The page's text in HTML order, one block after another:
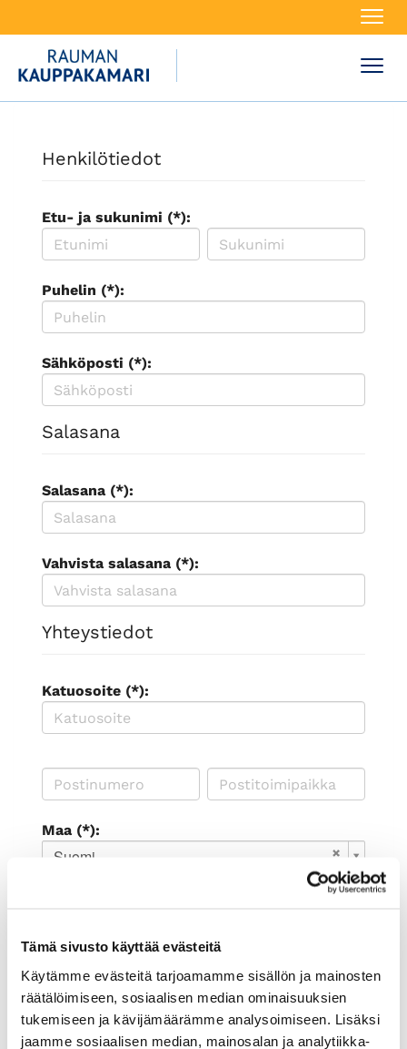
Tämä sivusto käyttää evästeitä
Käytämme evästeitä tarjoamamme sisällön ja mainosten
räätälöimiseen, sosiaalisen median ominaisuuksien
tukemiseen ja kävijämäärämme analysoimiseen. Lisäksi
jaamme sosiaalisen median, mainosalan ja analytiikka-
Henkilötiedot
Etu- ja sukunimi (*):
Puhelin (*):
Sähköposti (*):
Salasana
Salasana (*):
Vahvista salasana (*):
Yhteystiedot
Katuosoite (*):
Maa (*):
Suomi
Rekisteröidy
uutiskirjeen
Olen lukenut tietosuojaselosteen ja
hyväksyn henkilötietojeni käsittelyn (*)
(*) Tieto on pakollinen